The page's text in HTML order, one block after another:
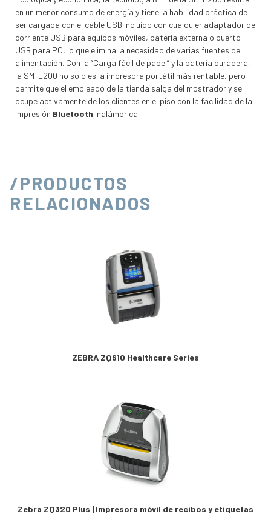
en un menor consumo de energía y tiene la habilidad práctica de
ser cargada con el cable USB incluido con cualquier adaptador de
corriente USB para equipos móviles, batería externa o puerto
USB para PC, lo que elimina la necesidad de varias fuentes de
alimentación. Con la “Carga fácil de papel” y la batería duradera,
la SM-L200 no solo es la impresora portátil más rentable, pero
permite que el empleado de la tienda salga del mostrador y se
ocupe activamente de los clientes en el piso con la facilidad de la
impresión Bluetooth inalámbrica.
/PRODUCTOS
RELACIONADOS
ZEBRA ZQ610 Healthcare Series
Zebra ZQ320 Plus | Impresora móvil de recibos y etiquetas